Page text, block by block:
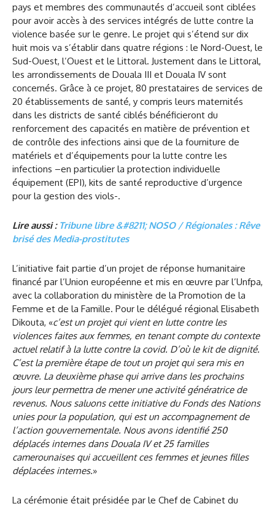
pays et membres des communautés d’accueil sont ciblées
pour avoir accès à des services intégrés de lutte contre la
violence basée sur le genre. Le projet qui s’étend sur dix
huit mois va s’établir dans quatre régions : le Nord-Ouest, le
Sud-Ouest, l’Ouest et le Littoral. Justement dans le Littoral,
les arrondissements de Douala III et Douala IV sont
concernés. Grâce à ce projet, 80 prestataires de services de
20 établissements de santé, y compris leurs maternités
dans les districts de santé ciblés bénéficieront du
renforcement des capacités en matière de prévention et
de contrôle des infections ainsi que de la fourniture de
matériels et d’équipements pour la lutte contre les
infections –en particulier la protection individuelle
équipement (EPI), kits de santé reproductive d’urgence
pour la gestion des viols-.
Lire aussi : Tribune libre &#8211; NOSO / Régionales : Rêve
brisé des Media-prostitutes
L’initiative fait partie d’un projet de réponse humanitaire
financé par l’Union européenne et mis en œuvre par l’Unfpa,
avec la collaboration du ministère de la Promotion de la
Femme et de la Famille. Pour le délégué régional Elisabeth
Dikouta, «c’est un projet qui vient en lutte contre les
violences faites aux femmes, en tenant compte du contexte
actuel relatif à la lutte contre la covid. D’où le kit de dignité.
C’est la première étape de tout un projet qui sera mis en
œuvre. La deuxième phase qui arrive dans les prochains
jours leur permettra de mener une activité génératrice de
revenus. Nous saluons cette initiative du Fonds des Nations
unies pour la population, qui est un accompagnement de
l’action gouvernementale. Nous avons identifié 250
déplacés internes dans Douala IV et 25 familles
camerounaises qui accueillent ces femmes et jeunes filles
déplacées internes.»
La cérémonie était présidée par le Chef de Cabinet du